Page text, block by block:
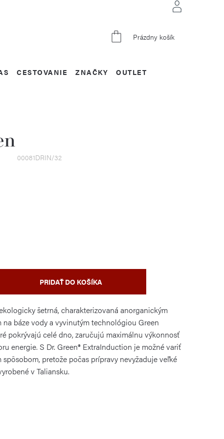
NÁKUPNÝ
Prázdny košík
CESTOVANIE OUTLET
ZNAČKY
00081DRIN/32
PRIDAŤ DO KOŠÍKA
šetrná, charakterizovaná anorganickým
báze vody a vyvinutým technológiou Green
pokrývajú celé dno, zaručujú maximálnu výkonnosť
energie. S Dr. Green® ExtraInduction je možné variť
spôsobom, pretože počas prípravy nevyžaduje veľké
v Taliansku.